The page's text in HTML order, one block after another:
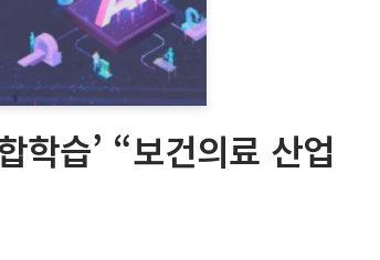
학습’ “보건의료 산업